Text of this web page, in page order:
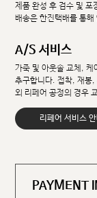
제품 완성 후 검수 및 포
배송은 한진택배를 통
A/S 서비스
가죽 및 아웃솔 교체, 케
추구합니다. 접착, 재봉,
외 리페어 공정의 경우
리페어 서비스 안
PAYMENT